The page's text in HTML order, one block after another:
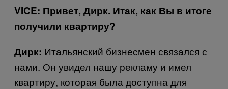
VICE: Привет, Дирк. Итак, как Вы в итоге
получили квартиру?
Дирк: Итальянский бизнесмен связался с
нами. Он увидел нашу рекламу и имел
квартиру, которая была доступна для